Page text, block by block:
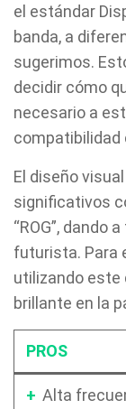
el estándar
banda, a
sugerimos.
decidir cómo
necesario a
compatibilidad
El diseño
significativos
“ROG”, dando
futurista. Para
utilizando este
brillante en la
PROS
+ Alta